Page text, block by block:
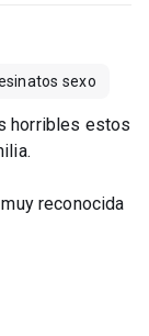
sexo
horribles estos
reconocida